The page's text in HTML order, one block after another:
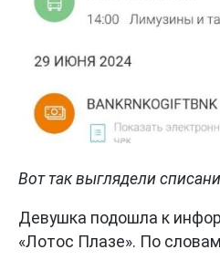
Вот так выглядели
Девушка подошла к
«Лотос Плазе». По